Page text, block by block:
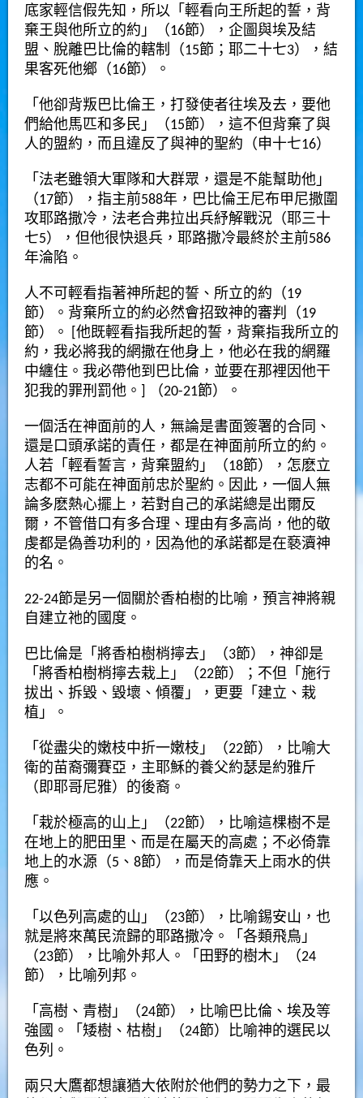
底家輕信假先知，所以「輕看向王所起的誓，背
棄王與他所立的約」（16節），企圖與埃及結
盟、脫離巴比倫的轄制（15節；耶二十七3），結
果客死他鄉（16節）。
「他卻背叛巴比倫王，打發使者往埃及去，要他
們給他馬匹和多民」（15節），這不但背棄了與
人的盟約，而且違反了與神的聖約（申十七16）
「法老雖領大軍隊和大群眾，還是不能幫助他」
（17節），指主前588年，巴比倫王尼布甲尼撒圍
攻耶路撒冷，法老合弗拉出兵紓解戰況（耶三十
七5），但他很快退兵，耶路撒冷最終於主前586
年淪陷。
人不可輕看指著神所起的誓、所立的約（19
節）。背棄所立的約必然會招致神的審判（19
節）。 [他既輕看指我所起的誓，背棄指我所立的
約，我必將我的網撒在他身上，他必在我的網羅
中纏住。我必帶他到巴比倫，並要在那裡因他干
犯我的罪刑罰他。] （20-21節）。
一個活在神面前的人，無論是書面簽署的合同、
還是口頭承諾的責任，都是在神面前所立的約。
人若「輕看誓言，背棄盟約」（18節），怎麽立
志都不可能在神面前忠於聖約。因此，一個人無
論多麽熱心擺上，若對自己的承諾總是出爾反
爾，不管借口有多合理、理由有多高尚，他的敬
虔都是偽善功利的，因為他的承諾都是在褻瀆神
的名。
22-24節是另一個關於香柏樹的比喻，預言神將親
自建立祂的國度。
巴比倫是「將香柏樹梢擰去」（3節），神卻是
「將香柏樹梢擰去栽上」（22節）；不但「施行
拔出、拆毀、毀壞、傾覆」，更要「建立、栽
植」。
「從盡尖的嫩枝中折一嫩枝」（22節），比喻大
衛的苗裔彌賽亞，主耶穌的養父約瑟是約雅斤
（即耶哥尼雅）的後裔。
「栽於極高的山上」（22節），比喻這棵樹不是
在地上的肥田里、而是在屬天的高處；不必倚靠
地上的水源（5、8節），而是倚靠天上雨水的供
應。
「以色列高處的山」（23節），比喻錫安山，也
就是將來萬民流歸的耶路撒冷。「各類飛鳥」
（23節），比喻外邦人。「田野的樹木」（24
節），比喻列邦。
「高樹、青樹」（24節），比喻巴比倫、埃及等
強國。「矮樹、枯樹」（24節）比喻神的選民以
色列。
兩只大鷹都想讓猶大依附於他們的勢力之下，最